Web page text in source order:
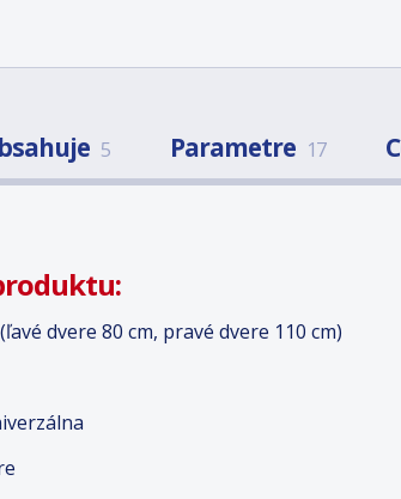
5 Parametre 17
dvere 80 cm, pravé dvere 110 cm)